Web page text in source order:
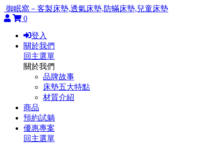
御眠窩－客製床墊,透氣床墊,防蟎床墊,兒童床墊
0
登入
關於我們
回主選單
關於我們
品牌故事
床墊五大特點
材質介紹
商品
預約試躺
優惠專案
回主選單